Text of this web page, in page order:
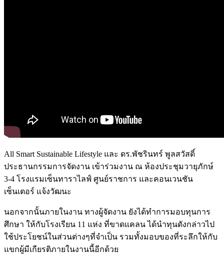
All Smart Sustainable Lifestyle และ ดร.พัชรินทร์ พูลสวัสดิ์
ประธานกรรมการจัดงาน เข้าร่วมงาน ณ ห้องประชุมวายุภักษ์
3-4 โรงแรมเซ็นทาราไลฟ์ ศูนย์ราชการ และคอนเวนชัน
เซ็นเตอร์ แจ้งวัฒนะ
นอกจากนั้นภายในงาน ทางผู้จัดงาน ยังได้ทำการมอบทุนการ
ศึกษา ให้กับโรงเรียน 11 แห่ง ที่ขาดแคลน ได้นำทุนดังกล่าวไป
ใช้ประโยชน์ในส่วนต่างๆที่จำเป็น รวมทั้งมอบของที่ระลึกให้กับ
แขกผู้มีเกียรติภายในงานนี้อีกด้วย